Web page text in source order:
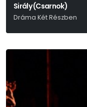
Sirály (Csarnok)
Dráma Két Részben